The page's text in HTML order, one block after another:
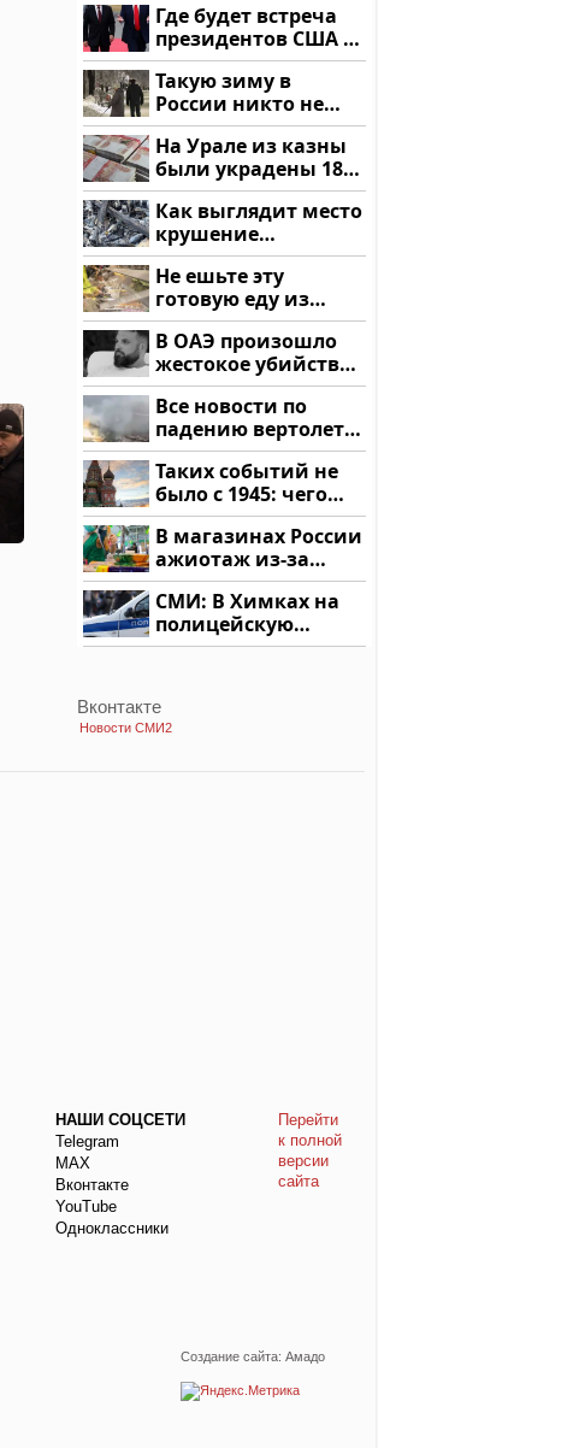
Где будет встреча
президентов США и
России: Европа?
Такую зиму в
России никто не
ждал: как так?!
На Урале из казны
были украдены 18
миллионов рублей
Как выглядит место
крушение
вертолета на
Кавказе: смотреть
Не ешьте эту
готовую еду из
магазина: список
В ОАЭ произошло
жестокое убийство
криптомиллионера
Все новости по
падению вертолета
на Кавказе: читать
здесь
Таких событий не
было с 1945: чего
ждать всем нам?
В магазинах России
ажиотаж из-за
этого продукта: что
купить?
СМИ: В Химках на
полицейскую
машину напали и
Вконтакте
Новости СМИ2
НАШИ СОЦСЕТИ
Telegram
МАХ
Вконтакте
YouTube
Одноклассники
Перейти
к полной
версии
сайта
Создание сайта: Амадо